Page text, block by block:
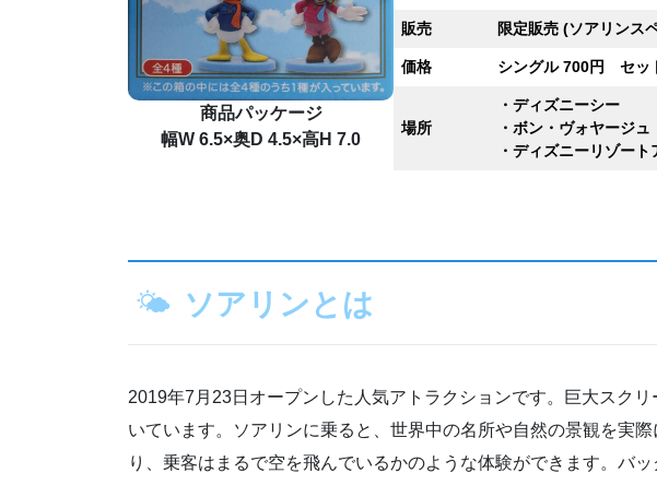
商品パッケージ
幅W 6.5×奥D 4.5×高H 7.0
販売 限定販売 (ソアリンス
価格 シングル 700円 セッ
場所
・ディズニーシー
・ボン・ヴォヤージュ
・ディズニーリゾート
🌤 ソアリンとは
2019年7月23日オープンした人気アトラクションです。巨大スク
いています。ソアリンに乗ると、世界中の名所や自然の景観を実
り、乗客はまるで空を飛んでいるかのような体験ができます。バ